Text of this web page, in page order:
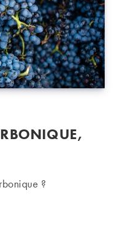
?
c’est quoi ?